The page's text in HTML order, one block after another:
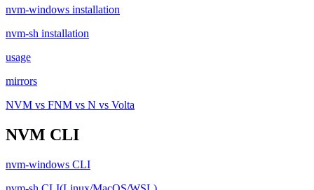
nvm-windows installation
nvm-sh installation
usage
mirrors
NVM vs FNM vs N vs Volta
NVM CLI
nvm-windows CLI